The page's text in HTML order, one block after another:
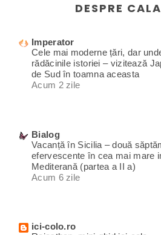
DESPRE
Imperator
Cele mai moderne țări, dar
rădăcinile istoriei – vizitează
de Sud în toamna aceasta
Acum 2 zile
Bialog
Vacanță în Sicilia – două
efervescente în cea mai mare
Mediterană (partea a II a)
Acum 6 zile
ici-colo.ro